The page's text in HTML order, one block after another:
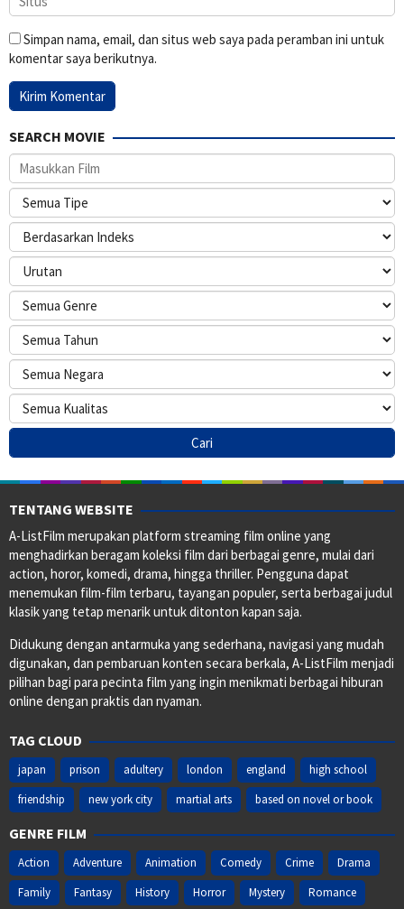
Simpan nama, email, dan situs web saya pada peramban ini untuk
komentar saya berikutnya.
SEARCH MOVIE
TENTANG WEBSITE
A-ListFilm merupakan platform streaming film online yang
menghadirkan beragam koleksi film dari berbagai genre, mulai dari
action, horor, komedi, drama, hingga thriller. Pengguna dapat
menemukan film-film terbaru, tayangan populer, serta berbagai judul
klasik yang tetap menarik untuk ditonton kapan saja.
Didukung dengan antarmuka yang sederhana, navigasi yang mudah
digunakan, dan pembaruan konten secara berkala, A-ListFilm menjadi
pilihan bagi para pecinta film yang ingin menikmati berbagai hiburan
online dengan praktis dan nyaman.
TAG CLOUD
japan prison adultery london england
high school
friendship
new york city martial arts based on novel or book
GENRE FILM
Action Adventure Animation Comedy Crime
Drama
Family
Fantasy History Horror Mystery Romance